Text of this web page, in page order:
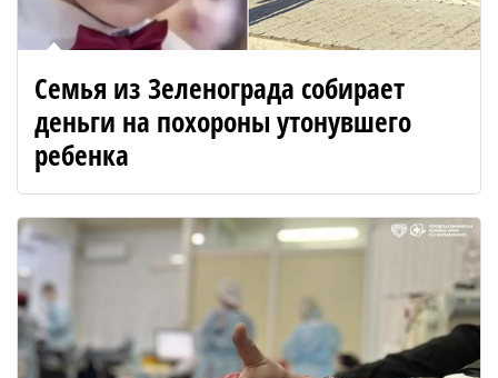
Семья из Зеленограда собирает
деньги на похороны утонувшего
ребенка